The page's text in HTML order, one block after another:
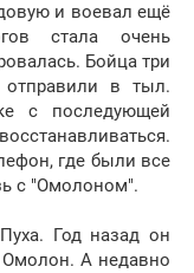
и воевал ещё
стала очень
Бойца три
в тыл.
с последующей
где были все
с "Омолоном".
Год назад он
Омолон. А недавно